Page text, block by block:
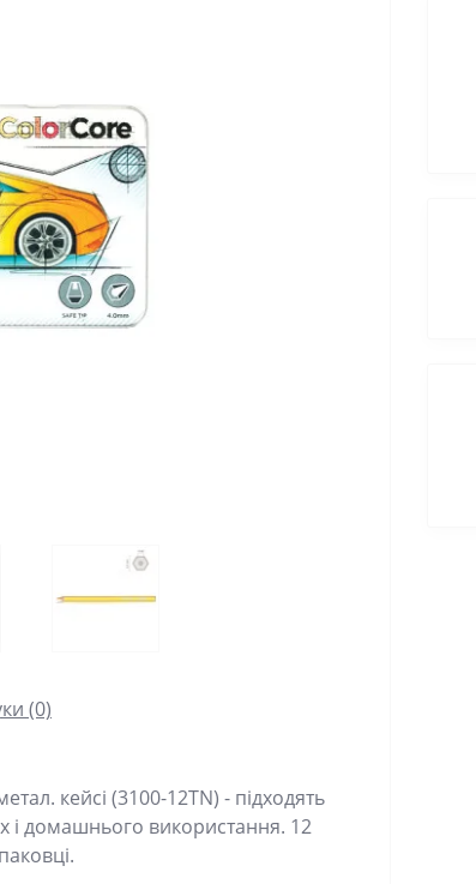
(0)
кейсі (3100-12TN) - підходять
і домашнього використання. 12